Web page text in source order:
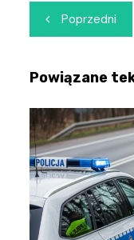
wpisu
Poprzedni
Powiązane